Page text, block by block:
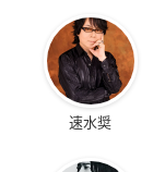
速水奨